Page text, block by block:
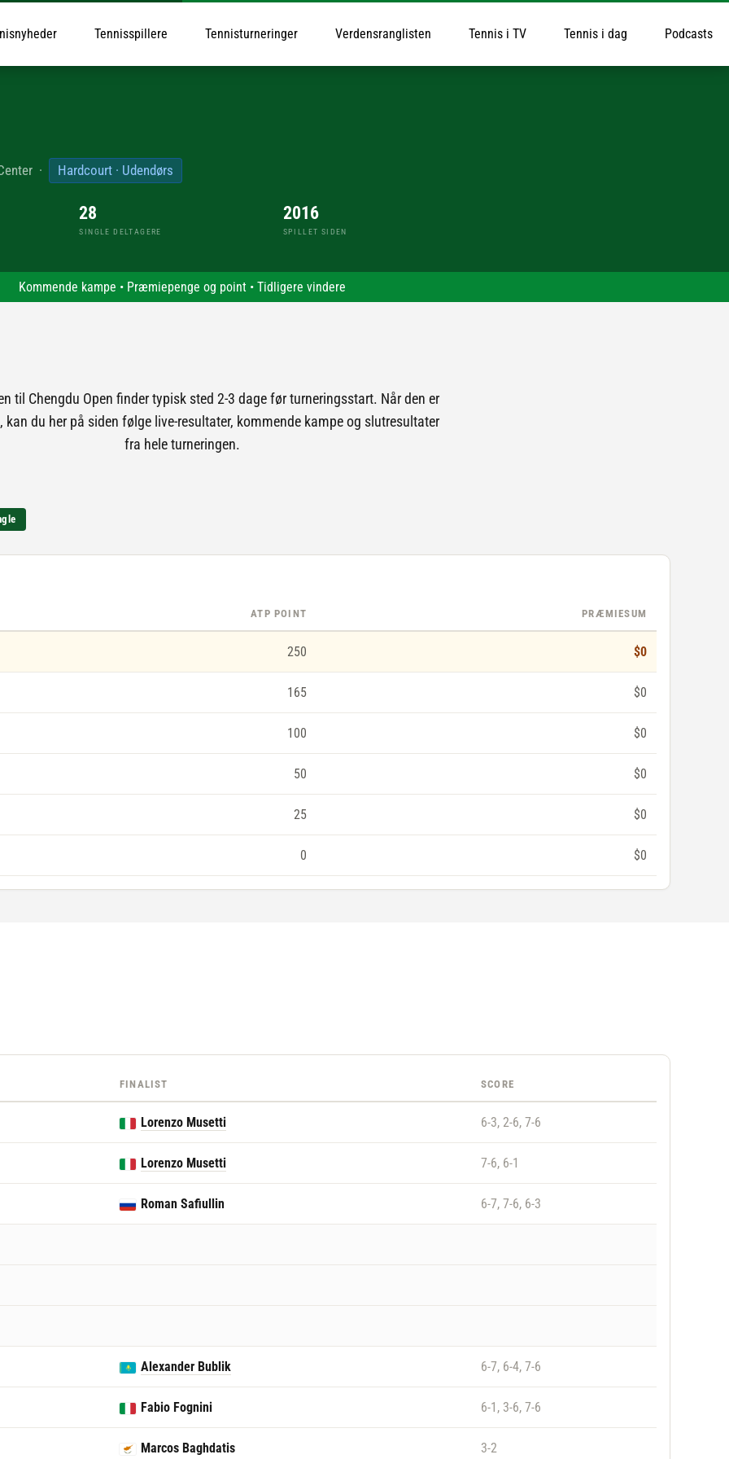
Tennisspillere Tennisturneringer Verdensranglisten Tennis i TV Tennis i dag Podcasts
· Hardcourt · Udendørs
28
SINGLE DELTAGERE
2016
SPILLET SIDEN
Kommende kampe • Præmiepenge og point • Tidligere vindere
til Chengdu Open finder typisk sted 2-3 dage før turneringsstart. Når den er
du her på siden følge live-resultater, kommende kampe og slutresultater
fra hele turneringen.
ATP POINT PRÆMIESUM
250 $0
165 $0
100 $0
50 $0
25 $0
0 $0
FINALIST SCORE
Lorenzo Musetti 6-3, 2-6, 7-6
Lorenzo Musetti 7-6, 6-1
Roman Safiullin 6-7, 7-6, 6-3
Alexander Bublik 6-7, 6-4, 7-6
Fabio Fognini 6-1, 3-6, 7-6
Marcos Baghdatis 3-2